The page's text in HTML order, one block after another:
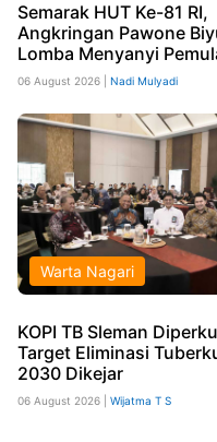
Semarak HUT Ke-81 RI,
Angkringan Pawone
Lomba Menyanyi
06 August 2026 | Nadi Mulyadi
Warta Nagari
KOPI TB Sleman
Target Eliminasi
2030 Dikejar
06 August 2026 | Wijatma T S